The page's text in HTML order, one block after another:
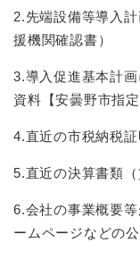
2.先端設備等導入
援機関確認書）
3.導入促進基本計
資料【安曇野市指定
4.直近の市税納税証
5.直近の決算書類（
6.会社の事業概要
ームページなどの公